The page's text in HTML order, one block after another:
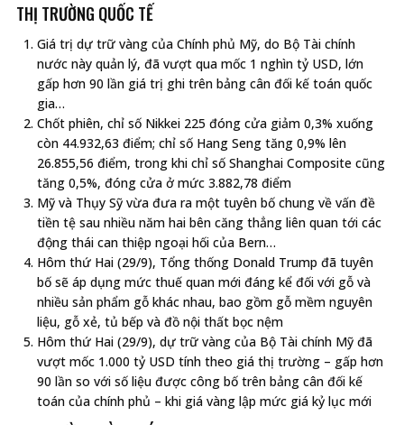
THỊ TRƯỜNG QUỐC TẾ
Giá trị dự trữ vàng của Chính phủ Mỹ, do Bộ Tài chính
nước này quản lý, đã vượt qua mốc 1 nghìn tỷ USD, lớn
gấp hơn 90 lần giá trị ghi trên bảng cân đối kế toán quốc
gia…
Chốt phiên, chỉ số Nikkei 225 đóng cửa giảm 0,3% xuống
còn 44.932,63 điểm; chỉ số Hang Seng tăng 0,9% lên
26.855,56 điểm, trong khi chỉ số Shanghai Composite cũng
tăng 0,5%, đóng cửa ở mức 3.882,78 điểm
Mỹ và Thụy Sỹ vừa đưa ra một tuyên bố chung về vấn đề
tiền tệ sau nhiều năm hai bên căng thẳng liên quan tới các
động thái can thiệp ngoại hối của Bern…
Hôm thứ Hai (29/9), Tổng thống Donald Trump đã tuyên
bố sẽ áp dụng mức thuế quan mới đáng kể đối với gỗ và
nhiều sản phẩm gỗ khác nhau, bao gồm gỗ mềm nguyên
liệu, gỗ xẻ, tủ bếp và đồ nội thất bọc nệm
Hôm thứ Hai (29/9), dự trữ vàng của Bộ Tài chính Mỹ đã
vượt mốc 1.000 tỷ USD tính theo giá thị trường – gấp hơn
90 lần so với số liệu được công bố trên bảng cân đối kế
toán của chính phủ – khi giá vàng lập mức giá kỷ lục mới